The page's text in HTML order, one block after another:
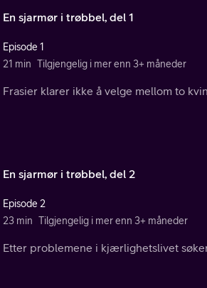
En sjarmør i trøbbel, del 1
Episode 1
21 min Tilgjengelig i mer enn 3+ måneder
Frasier klarer ikke å velge mellom to
En sjarmør i trøbbel, del 2
Episode 2
23 min Tilgjengelig i mer enn 3+ måneder
Etter problemene i kjærlighetslivet